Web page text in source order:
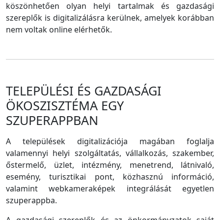
köszönhetően olyan helyi tartalmak és gazdasági
szereplők is digitalizálásra kerülnek, amelyek korábban
nem voltak online elérhetők.
TELEPÜLÉSI ÉS GAZDASÁGI
ÖKOSZISZTÉMA EGY
SZUPERAPPBAN
A települések digitalizációja magában foglalja
valamennyi helyi szolgáltatás, vállalkozás, szakember,
őstermelő, üzlet, intézmény, menetrend, látnivaló,
esemény, turisztikai pont, közhasznú információ,
valamint webkameraképek integrálását egyetlen
szuperappba.